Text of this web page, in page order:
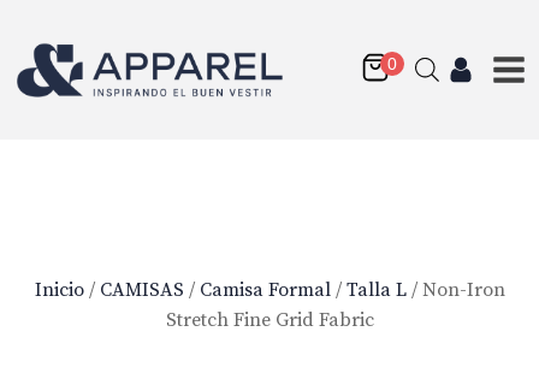
Inicio/ CAMISAS / Camisa Formal/ Talla L/ Non-Iron
Stretch Fine Grid Fabric